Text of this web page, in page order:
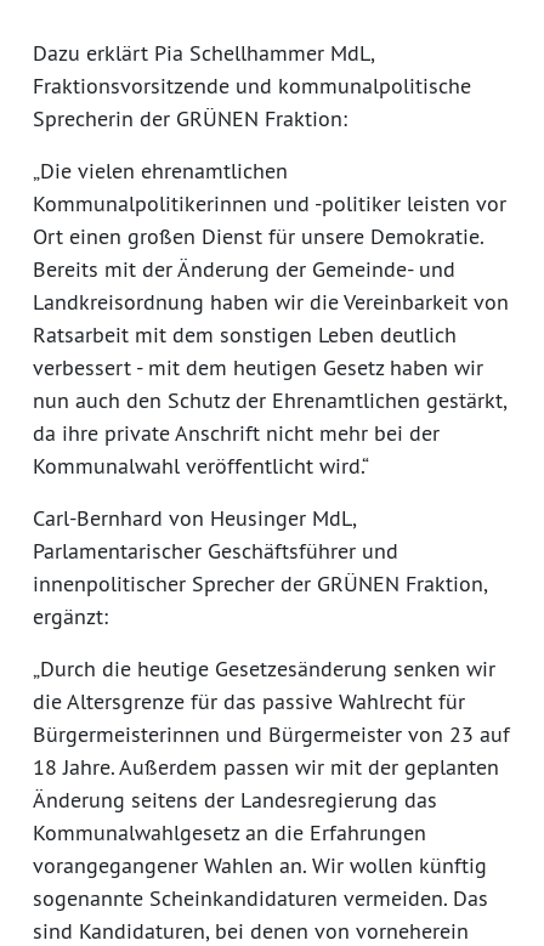
Dazu erklärt Pia Schellhammer MdL,
Fraktionsvorsitzende und kommunalpolitische
Sprecherin der GRÜNEN Fraktion:
„Die vielen ehrenamtlichen
Kommunalpolitikerinnen und -politiker leisten vor
Ort einen großen Dienst für unsere Demokratie.
Bereits mit der Änderung der Gemeinde- und
Landkreisordnung haben wir die Vereinbarkeit von
Ratsarbeit mit dem sonstigen Leben deutlich
verbessert - mit dem heutigen Gesetz haben wir
nun auch den Schutz der Ehrenamtlichen gestärkt,
da ihre private Anschrift nicht mehr bei der
Kommunalwahl veröffentlicht wird.“
Carl-Bernhard von Heusinger MdL,
Parlamentarischer Geschäftsführer und
innenpolitischer Sprecher der GRÜNEN Fraktion,
ergänzt:
„Durch die heutige Gesetzesänderung senken wir
die Altersgrenze für das passive Wahlrecht für
Bürgermeisterinnen und Bürgermeister von 23 auf
18 Jahre. Außerdem passen wir mit der geplanten
Änderung seitens der Landesregierung das
Kommunalwahlgesetz an die Erfahrungen
vorangegangener Wahlen an. Wir wollen künftig
sogenannte Scheinkandidaturen vermeiden. Das
sind Kandidaturen, bei denen von vorneherein